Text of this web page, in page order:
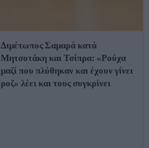
Διμέτωπος Σαμαρά κατά
Μητσοτάκη και Τσίπρα: «Ρούχα
μαζί που πλύθηκαν και έχουν γίνει
ροζ» λέει και τους συγκρίνει